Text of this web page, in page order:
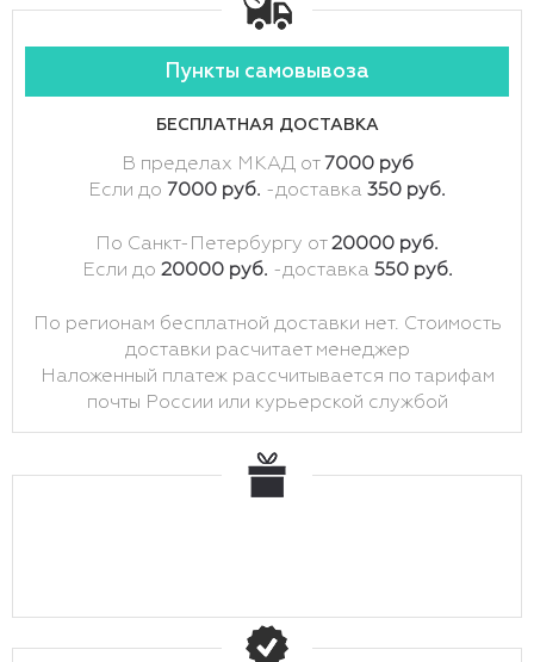
Пункты самовывоза
БЕСПЛАТНАЯ ДОСТАВКА
В пределах МКАД от 7000 руб
Если до 7000 руб. -доставка 350 руб.
По Санкт-Петербургу от20000 руб.
Если до 20000 руб. -доставка 550 руб.
По регионам бесплатной доставки нет. Стоимость
доставки расчитает менеджер
Наложенный платеж рассчитывается по тарифам
почты России или курьерской службой